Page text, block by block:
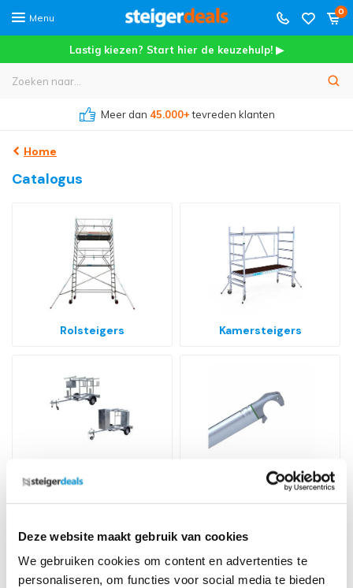
Deze website maakt gebruik van cookies
We gebruiken cookies om content en advertenties te
personaliseren, om functies voor social media te bieden
Menu
0
Lastig kiezen? Start hier de keuzehulp! ▶
Meer dan 45.000+tevreden klanten
Home
Catalogus
Rolsteigers Kamersteigers
Steigeraanhangers Steigermateriaal